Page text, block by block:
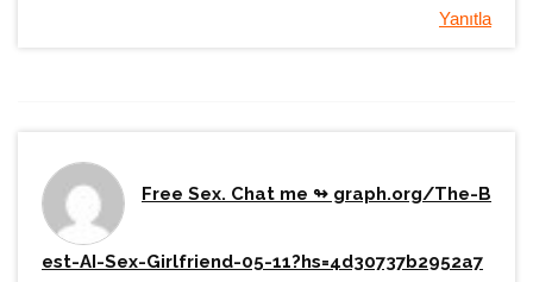
Yanıtla
Free Sex. Chat me ↬ graph.org/The-B
est-AI-Sex-Girlfriend-05-11?hs=4d30737b2952a7